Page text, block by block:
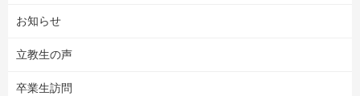
お知らせ
立教生の声
卒業生訪問